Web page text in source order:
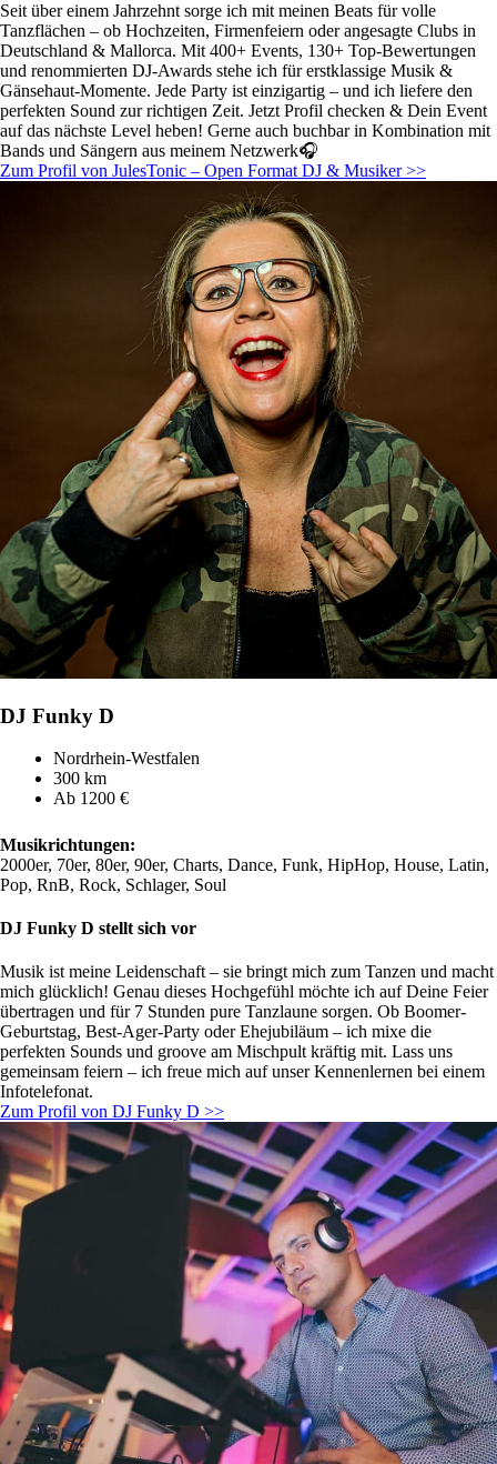
Seit über einem Jahrzehnt sorge ich mit meinen Beats für volle
Tanzflächen – ob Hochzeiten, Firmenfeiern oder angesagte Clubs in
Deutschland & Mallorca. Mit 400+ Events, 130+ Top-Bewertungen
und renommierten DJ-Awards stehe ich für erstklassige Musik &
Gänsehaut-Momente. Jede Party ist einzigartig – und ich liefere den
perfekten Sound zur richtigen Zeit. Jetzt Profil checken & Dein Event
auf das nächste Level heben! Gerne auch buchbar in Kombination mit
Bands und Sängern aus meinem Netzwerk🎧
Zum Profil von JulesTonic – Open Format DJ & Musiker >>
DJ Funky D
Nordrhein-Westfalen
300 km
Ab 1200 €
Musikrichtungen:
2000er, 70er, 80er, 90er, Charts, Dance, Funk, HipHop, House, Latin,
Pop, RnB, Rock, Schlager, Soul
DJ Funky D stellt sich vor
Musik ist meine Leidenschaft – sie bringt mich zum Tanzen und macht
mich glücklich! Genau dieses Hochgefühl möchte ich auf Deine Feier
übertragen und für 7 Stunden pure Tanzlaune sorgen. Ob Boomer-
Geburtstag, Best-Ager-Party oder Ehejubiläum – ich mixe die
perfekten Sounds und groove am Mischpult kräftig mit. Lass uns
gemeinsam feiern – ich freue mich auf unser Kennenlernen bei einem
Infotelefonat.
Zum Profil von DJ Funky D >>